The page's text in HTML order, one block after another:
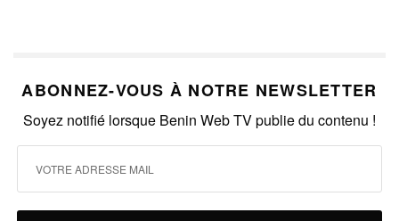
ABONNEZ-VOUS À NOTRE NEWSLETTER
Soyez notifié lorsque Benin Web TV publie du contenu !